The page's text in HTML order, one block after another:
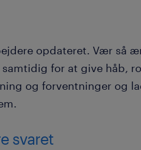
opdateret. Vær så
for at give håb,
og forventninger og
svaret